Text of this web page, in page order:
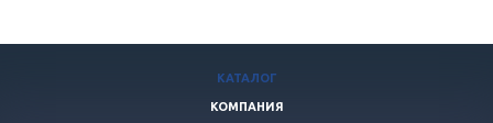
КАТАЛОГ
КОМПАНИЯ